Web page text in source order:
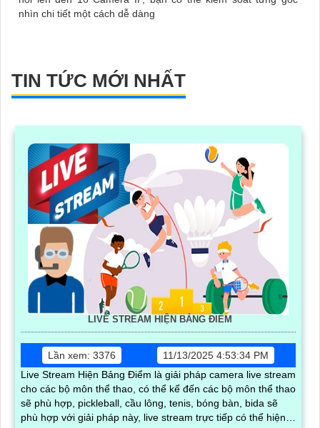
nhìn chi tiết một cách dễ dàng
TIN TỨC MỚI NHẤT
LIVE STREAM HIỆN BẢNG ĐIỂM
Lần xem: 3376
11/13/2025 4:53:34 PM
Live Stream Hiện Bảng Điểm là giải pháp camera live stream
cho các bộ môn thể thao, có thể kể đến các bộ môn thể thao
sẽ phù hợp, pickleball, cầu lông, tenis, bóng bàn, bida sẽ
phù hợp với giải pháp này, live stream trực tiếp có thể hiện